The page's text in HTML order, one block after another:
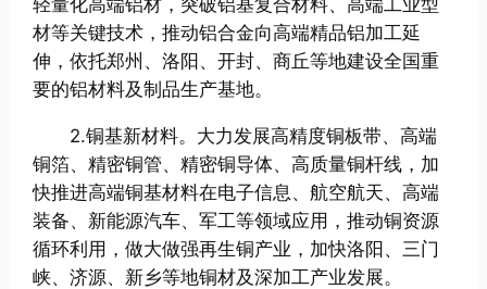
材等关键技术，推动铝合金向高端精品铝加工延
伸，依托郑州、洛阳、开封、商丘等地建设全国重
要的铝材料及制品生产基地。
2.铜基新材料。大力发展高精度铜板带、高端
铜箔、精密铜管、精密铜导体、高质量铜杆线，加
快推进高端铜基材料在电子信息、航空航天、高端
装备、新能源汽车、军工等领域应用，推动铜资源
循环利用，做大做强再生铜产业，加快洛阳、三门
峡、济源、新乡等地铜材及深加工产业发展。